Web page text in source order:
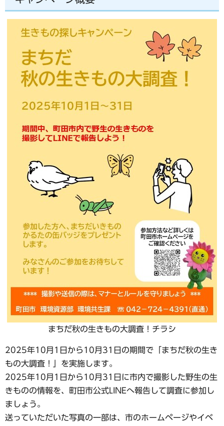
まちだ秋の生きもの大調査！チラシ
2025年10月1日から10月31日の期間で「まちだ秋の生き
もの大調査！」を実施します。
2025年10月1日から10月31日に市内で撮影した野生の生
きものの情報を、町田市公式LINEへ報告して調査に参加し
ましょう。
送っていただいた写真の一部は、市のホームページやイベ